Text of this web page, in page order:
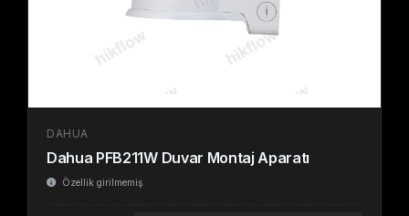
DAHUA
Dahua PFB211W Duvar Montaj Aparatı
Özellik girilmemiş